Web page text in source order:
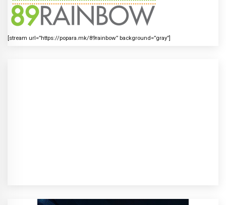
[stream url=”https://popara.mk/89rainbow” background=”gray”]